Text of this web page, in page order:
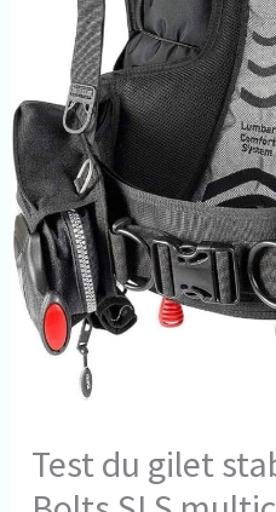
Test du gilet